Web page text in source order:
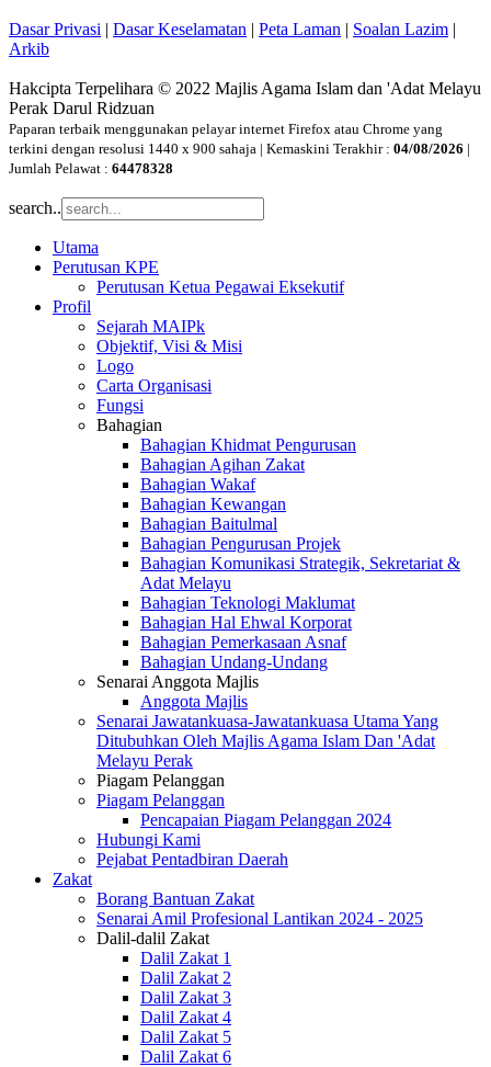
Dasar Privasi | Dasar Keselamatan | Peta Laman | Soalan Lazim |
Arkib
Hakcipta Terpelihara © 2022 Majlis Agama Islam dan 'Adat Melayu
Perak Darul Ridzuan
Paparan terbaik menggunakan pelayar internet Firefox atau Chrome yang
terkini dengan resolusi 1440 x 900 sahaja | Kemaskini Terakhir : 04/08/2026 |
Jumlah Pelawat : 64478328
search..
Utama
Perutusan KPE
Perutusan Ketua Pegawai Eksekutif
Profil
Sejarah MAIPk
Objektif, Visi & Misi
Logo
Carta Organisasi
Fungsi
Bahagian
Bahagian Khidmat Pengurusan
Bahagian Agihan Zakat
Bahagian Wakaf
Bahagian Kewangan
Bahagian Baitulmal
Bahagian Pengurusan Projek
Bahagian Komunikasi Strategik, Sekretariat &
Adat Melayu
Bahagian Teknologi Maklumat
Bahagian Hal Ehwal Korporat
Bahagian Pemerkasaan Asnaf
Bahagian Undang-Undang
Senarai Anggota Majlis
Anggota Majlis
Senarai Jawatankuasa-Jawatankuasa Utama Yang
Ditubuhkan Oleh Majlis Agama Islam Dan 'Adat
Melayu Perak
Piagam Pelanggan
Piagam Pelanggan
Pencapaian Piagam Pelanggan 2024
Hubungi Kami
Pejabat Pentadbiran Daerah
Zakat
Borang Bantuan Zakat
Senarai Amil Profesional Lantikan 2024 - 2025
Dalil-dalil Zakat
Dalil Zakat 1
Dalil Zakat 2
Dalil Zakat 3
Dalil Zakat 4
Dalil Zakat 5
Dalil Zakat 6